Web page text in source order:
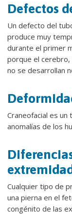
Defectos
Un defecto del
produce muy
durante el primer
porque el cerebro,
no se desarrollan
Craneofacial es
anomalías de los
Cualquier tipo de
una pierna en el
congénito de las